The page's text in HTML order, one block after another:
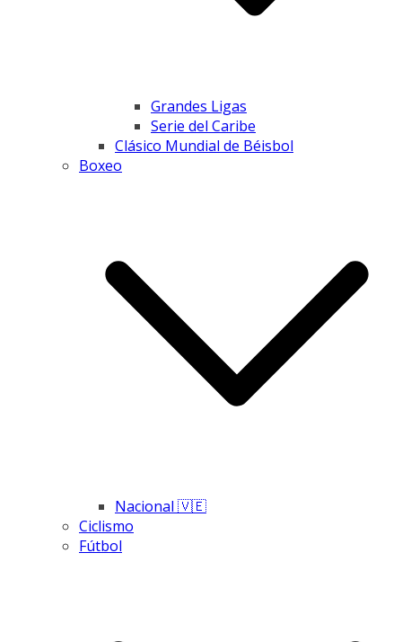
Grandes Ligas
Serie del Caribe
Clásico Mundial de Béisbol
Boxeo
Nacional 🇻🇪
Ciclismo
Fútbol